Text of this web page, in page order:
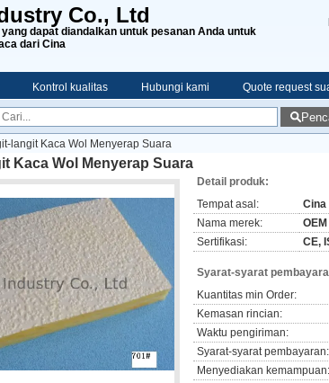
Co., Ltd
dapat diandalkan untuk pesanan Anda untuk
dari Cina
Kontrol kualitas Hubungi kami Quote request
langit Kaca Wol Menyerap Suara
Kaca Wol Menyerap Suara
Detail produk:
Tempat asal:
Cina
Nama merek:
OEM
Sertifikasi:
CE,
Syarat-syarat
Kuantitas min Order:
Kemasan rincian:
Waktu pengiriman:
Syarat-syarat pembayaran:
Menyediakan kemampuan: